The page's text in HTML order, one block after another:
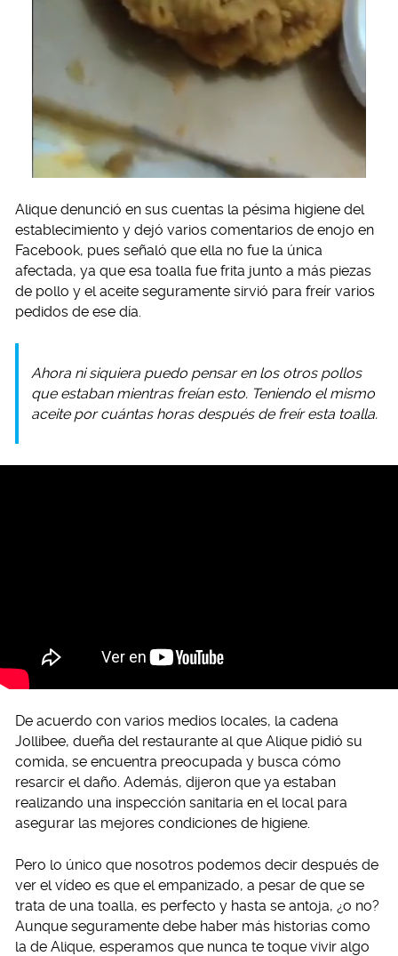
Alique denunció en sus cuentas la pésima higiene del
establecimiento y dejó varios comentarios de enojo en
Facebook, pues señaló que ella no fue la única
afectada, ya que esa toalla fue frita junto a más piezas
de pollo y el aceite seguramente sirvió para freír varios
pedidos de ese día.
Ahora ni siquiera puedo pensar en los otros pollos
que estaban mientras freían esto. Teniendo el mismo
aceite por cuántas horas después de freír esta toalla.
De acuerdo con varios medios locales, la cadena
Jollibee, dueña del restaurante al que Alique pidió su
comida, se encuentra preocupada y busca cómo
resarcir el daño. Además, dijeron que ya estaban
realizando una inspección sanitaria en el local para
asegurar las mejores condiciones de higiene.
Pero lo único que nosotros podemos decir después de
ver el vídeo es que el empanizado, a pesar de que se
trata de una toalla, es perfecto y hasta se antoja, ¿o no?
Aunque seguramente debe haber más historias como
la de Alique, esperamos que nunca te toque vivir algo